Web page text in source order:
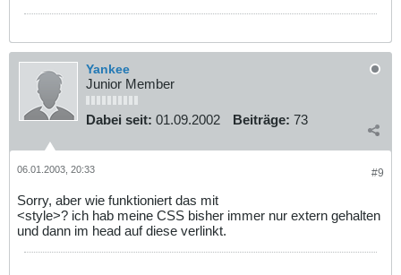
Yankee
Junior Member
Dabei seit: 01.09.2002 Beiträge: 73
#9
06.01.2003, 20:33
Sorry, aber wie funktioniert das mit
<style>? ich hab meine CSS bisher immer nur extern gehalten
und dann im head auf diese verlinkt.